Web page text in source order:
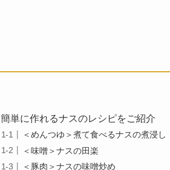
簡単に作れるナスのレシピをご紹介
＜めんつゆ＞煮て食べるナスの煮浸し
＜味噌＞ナスの田楽
＜豚肉＞ナスの味噌炒め